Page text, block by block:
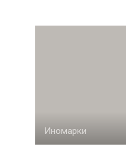
Иномарки